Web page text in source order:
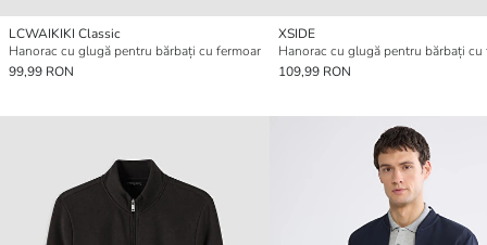
LCWAIKIKI Classic
Hanorac cu glugă pentru bărbați cu fermoar
99,99 RON
XSIDE
Hanorac cu glugă pentru bărbați cu
109,99 RON